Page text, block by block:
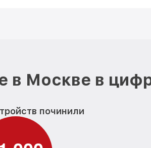
в Москве в
починили